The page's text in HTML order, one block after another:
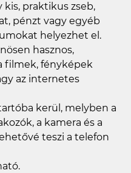
praktikus zseb,
pénzt vagy egyéb
helyezhet el.
hasznos,
filmek, fényképek
az internetes
kerül, melyben a
a kamera és a
teszi a telefon